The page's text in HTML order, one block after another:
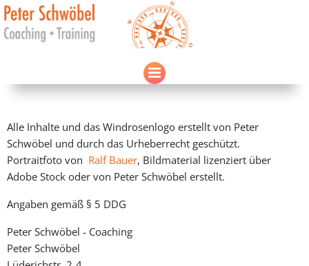
Zum
Inhalt
springen
Alle Inhalte und das Windrosenlogo erstellt von Peter
Schwöbel und durch das Urheberrecht geschützt.
Portraitfoto von Ralf Bauer, Bildmaterial lizenziert über
Adobe Stock oder von Peter Schwöbel erstellt.
Angaben gemäß § 5 DDG
Peter Schwöbel - Coaching
Peter Schwöbel